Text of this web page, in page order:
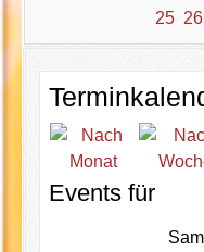
25 26
Events für